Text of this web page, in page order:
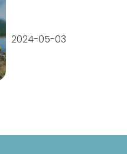
2024-05-03